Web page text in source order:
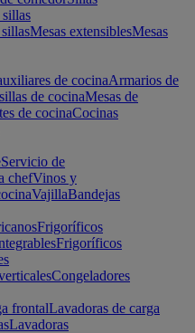
Mesas extensiblesMesas
de cocinaArmarios de
de cocinaMesas de
de cocinaCocinas
Servicio de
chefVinos y
VajillaBandejas
Frigoríficos
Frigoríficos
Congeladores
frontalLavadoras de carga
Lavadoras